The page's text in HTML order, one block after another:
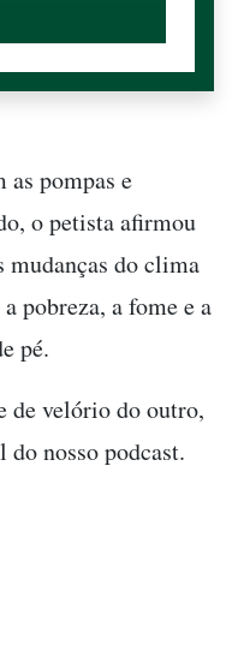
as pompas e
o petista afirmou
mudanças do clima
pobreza, a fome e a
pé.
de velório do outro,
do nosso podcast.